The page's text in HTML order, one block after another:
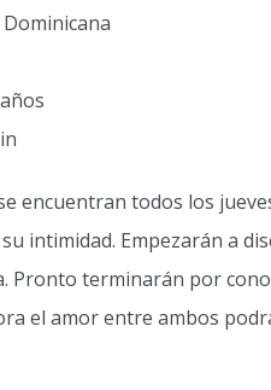
Dominicana
encuentran todos los
intimidad. Empezarán a
Pronto terminarán por
el amor entre ambos